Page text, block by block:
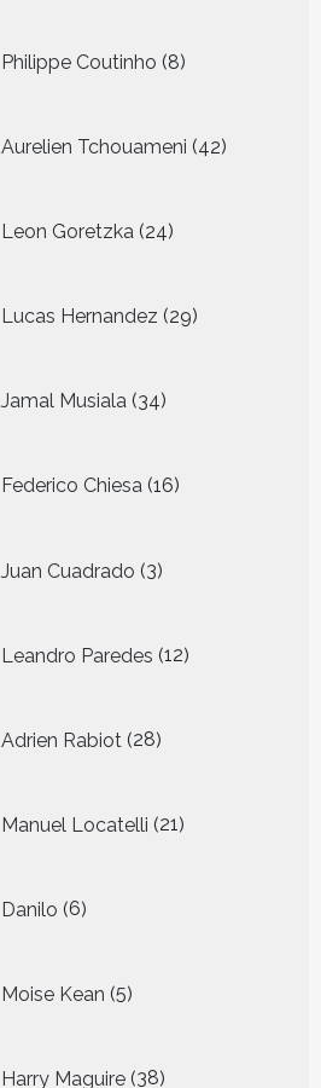
Philippe Coutinho 8
producten
Aurelien Tchouameni 42
producten
Leon Goretzka 24
producten
Lucas Hernandez 29
producten
Jamal Musiala 34
producten
Federico Chiesa 16
producten
Juan Cuadrado 3
producten
Leandro Paredes 12
producten
Adrien Rabiot 28
producten
Manuel Locatelli 21
producten
Danilo 6
producten
Moise Kean 5
producten
Harry Maguire 38